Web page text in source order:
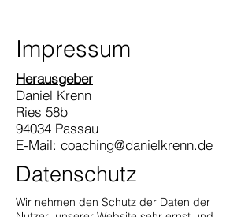
Impressum
Herausgeber
Daniel Krenn
Ries 58b
94034 Passau
E-Mail: coaching@danielkrenn.de
Datenschutz
Wir nehmen den Schutz der Daten der